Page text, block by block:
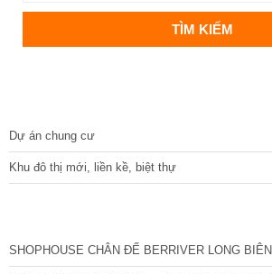
Dự án chung cư
Khu đô thị mới, liền kề, biệt thự
SHOPHOUSE CHÂN ĐẾ BERRIVER LONG BIÊN